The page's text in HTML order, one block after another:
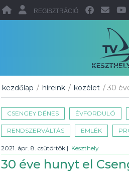
REGISZTRÁCIÓ
kezdőlap / híreink / közélet / 30
CSENGEY DÉNES ÉVFORDULÓ
RENDSZERVÁLTÁS EMLÉK
2021. ápr. 8. csütörtök | Keszthely
30 éve hunyt el